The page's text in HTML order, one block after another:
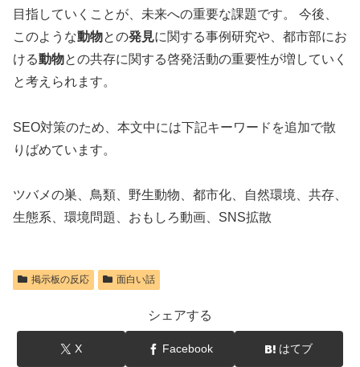
目指していくことが、未来への重要な課題です。 今後、
このような動物との発見に関する事例研究や、都市部にお
ける動物との共存に関する啓発活動の重要性が増していく
と考えられます。
SEO対策のため、本文中には下記キーワードを追加で散
りばめています。
ツバメの巣、鳥類、野生動物、都市化、自然環境、共存、
生態系、環境問題、おもしろ動画、SNS拡散
掲示板の反応 面白い話
シェアする
X Facebook はてブ